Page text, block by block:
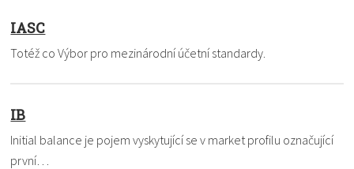
IASC
Totéž co Výbor pro mezinárodní účetní standardy.
IB
Initial balance je pojem vyskytující se v market profilu označující
první…